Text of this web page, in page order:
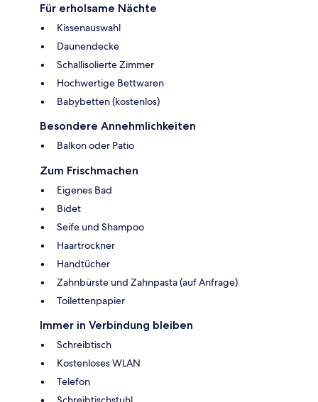
Für erholsame Nächte
Kissenauswahl
Daunendecke
Schallisolierte Zimmer
Hochwertige Bettwaren
Babybetten (kostenlos)
Besondere Annehmlichkeiten
Balkon oder Patio
Zum Frischmachen
Eigenes Bad
Bidet
Seife und Shampoo
Haartrockner
Handtücher
Zahnbürste und Zahnpasta (auf Anfrage)
Toilettenpapier
Immer in Verbindung bleiben
Schreibtisch
Kostenloses WLAN
Telefon